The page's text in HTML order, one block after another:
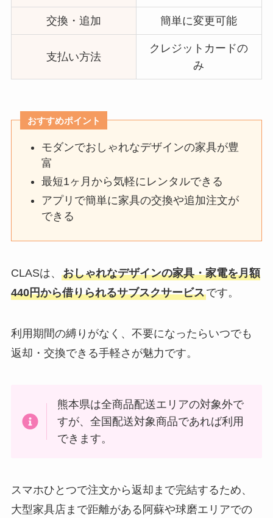
交換・追加 簡単に変更可能
支払い方法
クレジットカードの
み
おすすめポイント
モダンでおしゃれなデザインの家具が豊
富
最短1ヶ月から気軽にレンタルできる
アプリで簡単に家具の交換や追加注文が
できる
CLASは、 おしゃれなデザインの家具・家電を月額
440円から借りられるサブスクサービスです。
利用期間の縛りがなく、不要になったらいつでも
返却・交換できる手軽さが魅力です。
熊本県は全商品配送エリアの対象外で
すが、全国配送対象商品であれば利用
できます。
スマホひとつで注文から返却まで完結するため、
大型家具店まで距離がある阿蘇や球磨エリアでの